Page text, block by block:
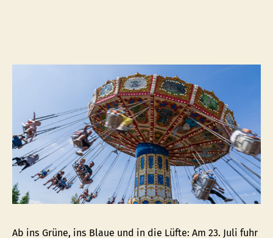
Ab ins Grüne, ins Blaue und in die Lüfte: Am 23. Juli fuhr